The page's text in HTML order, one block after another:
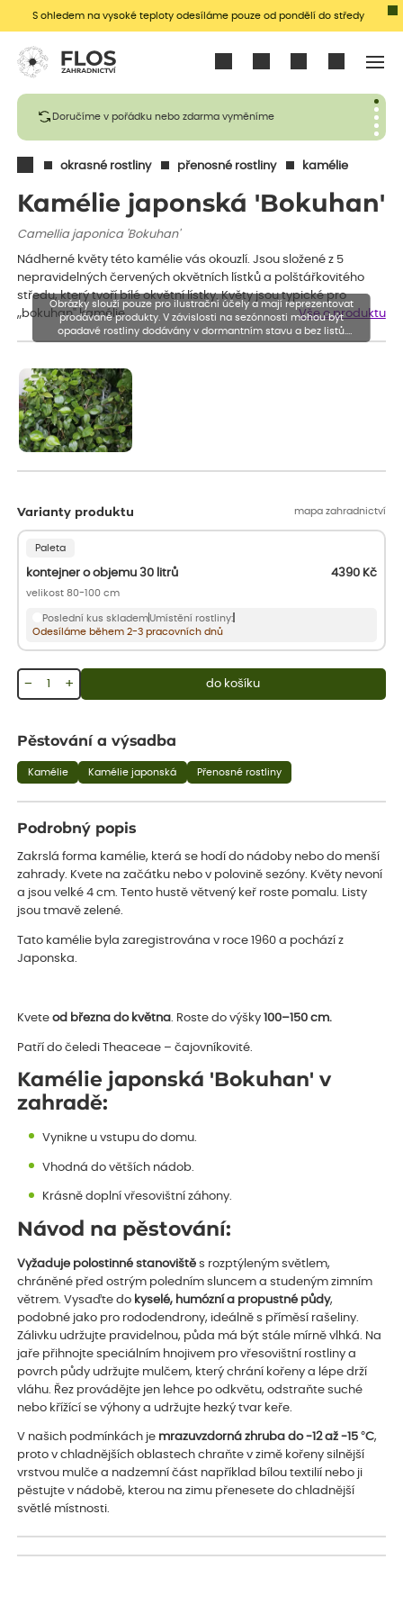
S ohledem na vysoké teploty odesíláme pouze od pondělí do středy
Doručíme v pořádku nebo zdarma vyměníme
okrasné rostliny přenosné rostliny kamélie
Kamélie japonská 'Bokuhan'
Camellia japonica 'Bokuhan'
Nádherné květy této kamélie vás okouzlí. Jsou složené z 5
nepravidelných červených okvětních lístků a polštářkovitého
středu, který tvoří bílé okvětní lístky. Květy jsou typické pro
„bokuhan‟ kamélie.
Vše o produktu
Varianty produktu mapa zahradnictví
Paleta
kontejner o objemu 30 litrů 4390 Kč
velikost 80-100 cm
Poslední kus sklademUmístění rostliny:
Odesíláme během 2-3 pracovních dnů
+
− do košíku
Obrázky slouží pouze pro ilustrační účely a mají reprezentovat
prodávané produkty. V závislosti na sezónnosti mohou být
opadavé rostliny dodávány v dormantním stavu a bez listů.
Rostliny mohou být také sestřiženy níže, než je uvedená výška,
Pěstování a výsadba
Kamélie Kamélie japonská Přenosné rostliny
Podrobný popis
Zakrslá forma kamélie, která se hodí do nádoby nebo do menší
zahrady. Kvete na začátku nebo v polovině sezóny. Květy nevoní
a jsou velké 4 cm. Tento hustě větvený keř roste pomalu. Listy
jsou tmavě zelené.
Tato kamélie byla zaregistrována v roce 1960 a pochází z
Japonska.
Kveteod března do května. Roste do výšky100–150 cm.
Patří do čeledi Theaceae – čajovníkovité.
Kamélie japonská 'Bokuhan' v
zahradě:
Vynikne u vstupu do domu.
Vhodná do větších nádob.
Krásně doplní vřesovištní záhony.
Návod na pěstování:
Vyžaduje polostinné stanoviště s rozptýleným světlem,
chráněné před ostrým poledním sluncem a studeným zimním
větrem. Vysaďte do kyselé, humózní a propustné půdy,
podobné jako pro rododendrony, ideálně s příměsí rašeliny.
Zálivku udržujte pravidelnou, půda má být stále mírně vlhká. Na
jaře přihnojte speciálním hnojivem pro vřesovištní rostliny a
povrch půdy udržujte mulčem, který chrání kořeny a lépe drží
vláhu. Řez provádějte jen lehce po odkvětu, odstraňte suché
nebo křížící se výhony a udržujte hezký tvar keře.
V našich podmínkách je mrazuvzdorná zhruba do -12 až -15 °C,
proto v chladnějších oblastech chraňte v zimě kořeny silnější
vrstvou mulče a nadzemní část například bílou textilií nebo ji
pěstujte v nádobě, kterou na zimu přenesete do chladnější
světlé místnosti.